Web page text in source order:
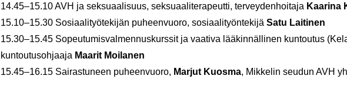
14.45–15.10 AVH ja sek­su­aa­li­suus, sek­su­aa­li­te­ra­peut­ti, ter­vey­den­hoi­ta­ja Kaa­ri­na
15.10–15.30 So­si­aa­li­työ­te­ki­jän pu­heen­vuo­ro, so­si­aa­li­työn­te­ki­jä Satu Lai­ti­nen
15.30–15.45 So­peu­tu­mis­val­men­nus­kurs­sit ja vaa­ti­va lää­kin­näl­li­nen kun­tou­tus
kun­tou­tusoh­jaa­ja Maa­rit Moi­la­nen
15.45–16.15 Sai­ras­tu­neen pu­heen­vuo­ro, Mar­jut Kuos­ma, Mik­ke­lin seu­dun AVH